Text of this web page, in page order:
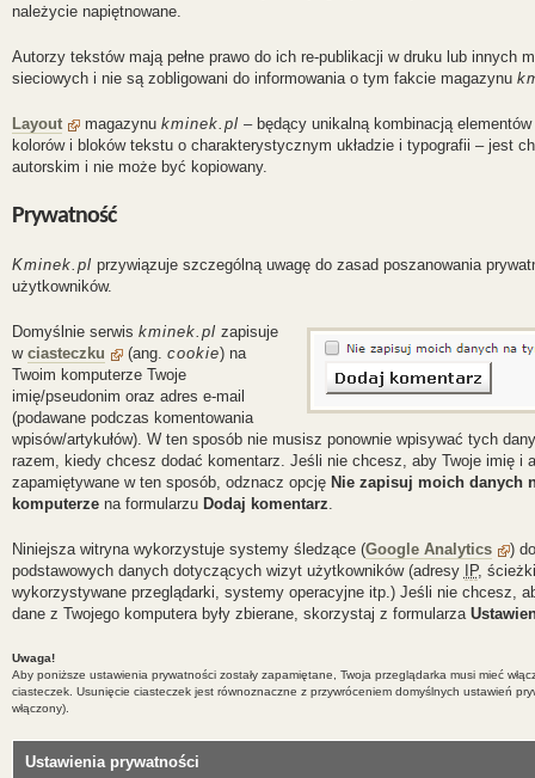
należycie napiętnowane.
Autorzy tekstów mają pełne prawo do ich re-publikacji w druku lub innych
sieciowych i nie są zobligowani do informowania o tym fakcie magazynu
Layout magazynu kminek.pl – będący unikalną kombinacją
kolorów i bloków tekstu o charakterystycznym układzie i typografii – jest
autorskim i nie może być kopiowany.
Prywatność
Kminek.pl przywiązuje szczególną uwagę do zasad poszanowania
użytkowników.
Domyślnie serwis kminek.pl zapisuje
w ciasteczku (ang. cookie) na
Twoim komputerze Twoje
imię/pseudonim oraz adres e-mail
(podawane podczas komentowania
wpisów/artykułów). W ten sposób nie musisz ponownie wpisywać tych
razem, kiedy chcesz dodać komentarz. Jeśli nie chcesz, aby Twoje imię i
zapamiętywane w ten sposób, odznacz opcję Nie zapisuj moich danych
komputerzena formularzu Dodaj komentarz
Niniejsza witryna wykorzystuje systemy śledzące (Google Analytics
)
podstawowych danych dotyczących wizyt użytkowników (adresy
IP,
wykorzystywane przeglądarki, systemy operacyjne itp.) Jeśli nie chcesz,
dane z Twojego komputera były zbierane, skorzystaj z formularza
Uwaga!
Aby poniższe ustawienia prywatności zostały zapamiętane, Twoja przeglądarka musi mieć
ciasteczek. Usunięcie ciasteczek jest równoznaczne z przywróceniem domyślnych ustawień
włączony).
Ustawienia prywatności